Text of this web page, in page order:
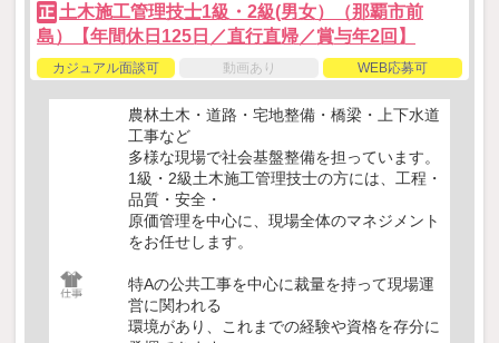
正 土木施工管理技士1級・2級(男女）（那覇市前
島）【年間休日125日／直行直帰／賞与年2回】
カジュアル面談可 動画あり WEB応募可
農林土木・道路・宅地整備・橋梁・上下水道
工事など
多様な現場で社会基盤整備を担っています。
1級・2級土木施工管理技士の方には、工程・
品質・安全・
原価管理を中心に、現場全体のマネジメント
をお任せします。
特Aの公共工事を中心に裁量を持って現場運
営に関われる
環境があり、これまでの経験や資格を存分に